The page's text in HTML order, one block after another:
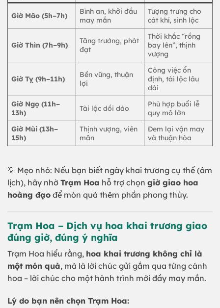
Giờ Mão (5h–7h)
Bình an, khởi đầu
may mắn
Tượng trưng cho
cát khí, sinh lộc
Giờ Thìn (7h–9h)
Tăng trưởng, phát
đạt
Thời khắc “rồng
bay lên”, thịnh
vượng
Giờ Tỵ (9h–11h)
Bền vững, thuận
lợi
Công việc ổn
định, tài lộc lâu
dài
Giờ Ngọ (11h–
13h)
Tài lộc dồi dào
Phù hợp buổi lễ
quy mô lớn
Giờ Mùi (13h–
15h)
Thịnh vượng, viên
mãn
Đem lại vận may
và thuận hòa
💡 Mẹo nhỏ: Nếu bạn biết ngày khai trương cụ thể (âm
lịch), hãy nhờ Trạm Hoa hỗ trợ chọn giờ giao hoa
hoàng đạo để món quà thêm phần phong thủy.
Trạm Hoa – Dịch vụ hoa khai trương giao
đúng giờ, đúng ý nghĩa
Trạm Hoa hiểu rằng, hoa khai trương không chỉ là
một món quà, mà là lời chúc gửi gắm qua từng cánh
hoa – lời chúc cho một hành trình mới đầy may mắn.
Lý do bạn nên chọn Trạm Hoa: